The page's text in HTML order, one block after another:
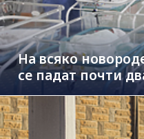
На всяко
се падат почти